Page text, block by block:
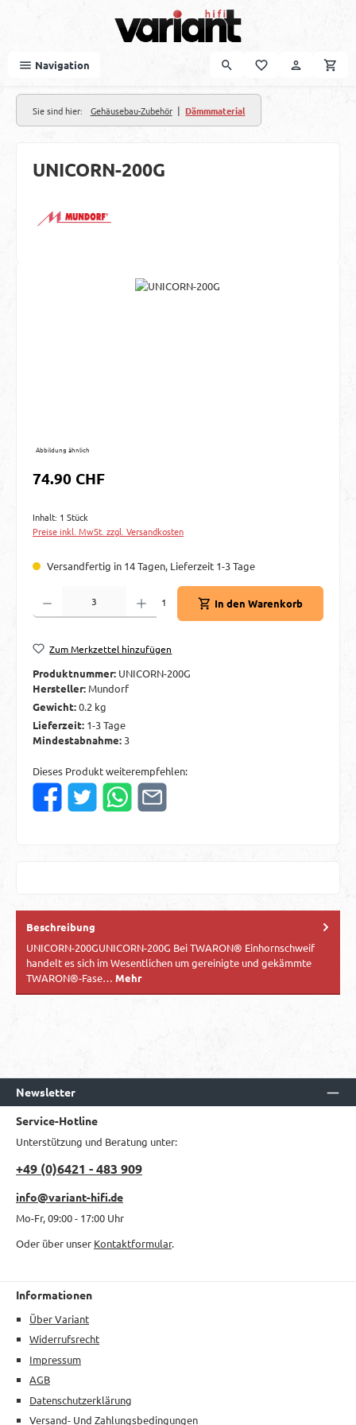
Navigation
Sie sind hier: Gehäusebau-Zubehör | Dämmmaterial
UNICORN-200G
Bildergalerie überspringen
Abbildung ähnlich
Regulärer Preis:
74.90 CHF
Inhalt: 1 Stück
Preise inkl. MwSt. zzgl. Versandkosten
Versandfertig in 14 Tagen, Lieferzeit 1-3 Tage
Produkt Anzahl: Gib den gewünschten Wert ein oder benutze die Schaltflächen
1
In den Warenkorb
Zum Merkzettel hinzufügen
Produktnummer: UNICORN-200G
Hersteller: Mundorf
Gewicht:0.2 kg
Lieferzeit: 1-3 Tage
Mindestabnahme:3
Dieses Produkt weiterempfehlen:
Beschreibung
UNICORN-200GUNICORN-200G Bei TWARON® Einhornschweif
handelt es sich im Wesentlichen um gereinigte und gekämmte
TWARON®-Fase… Mehr
Newsletter
Service-Hotline
Unterstützung und Beratung unter:
+49 (0)6421 - 483 909
info@variant-hifi.de
Mo-Fr, 09:00 - 17:00 Uhr
Oder über unser Kontaktformular.
Informationen
Über Variant
Widerrufsrecht
Impressum
AGB
Datenschutzerklärung
Versand- Und Zahlungsbedingungen